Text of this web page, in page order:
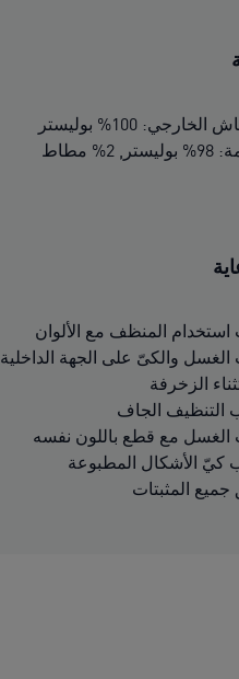
100% بوليستر
2% مطاط
المنظف مع الألوان
والكىّ على الجهة الداخلية
الزخرفة
التنظيف الجاف
الغسل مع قطع باللون نفسه
كيّ الأشكال المطبوعة
جميع المثبتات